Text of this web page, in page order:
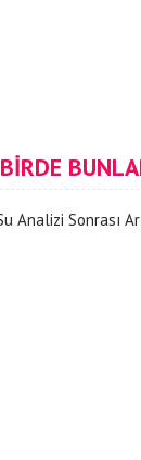
BİRDE